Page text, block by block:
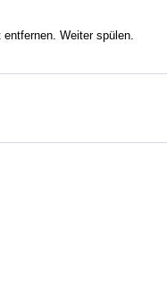
Weiter spülen.